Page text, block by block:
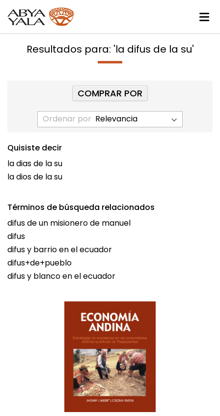
Resultados para: 'la difus de la su'
Ordenar por
Quisiste decir
la dias de la su
la dios de la su
Términos de búsqueda relacionados
difus de un misionero de manuel
difus
difus y barrio en el ecuador
difus+de+pueblo
difus y blanco en el ecuador
COMPRAR POR